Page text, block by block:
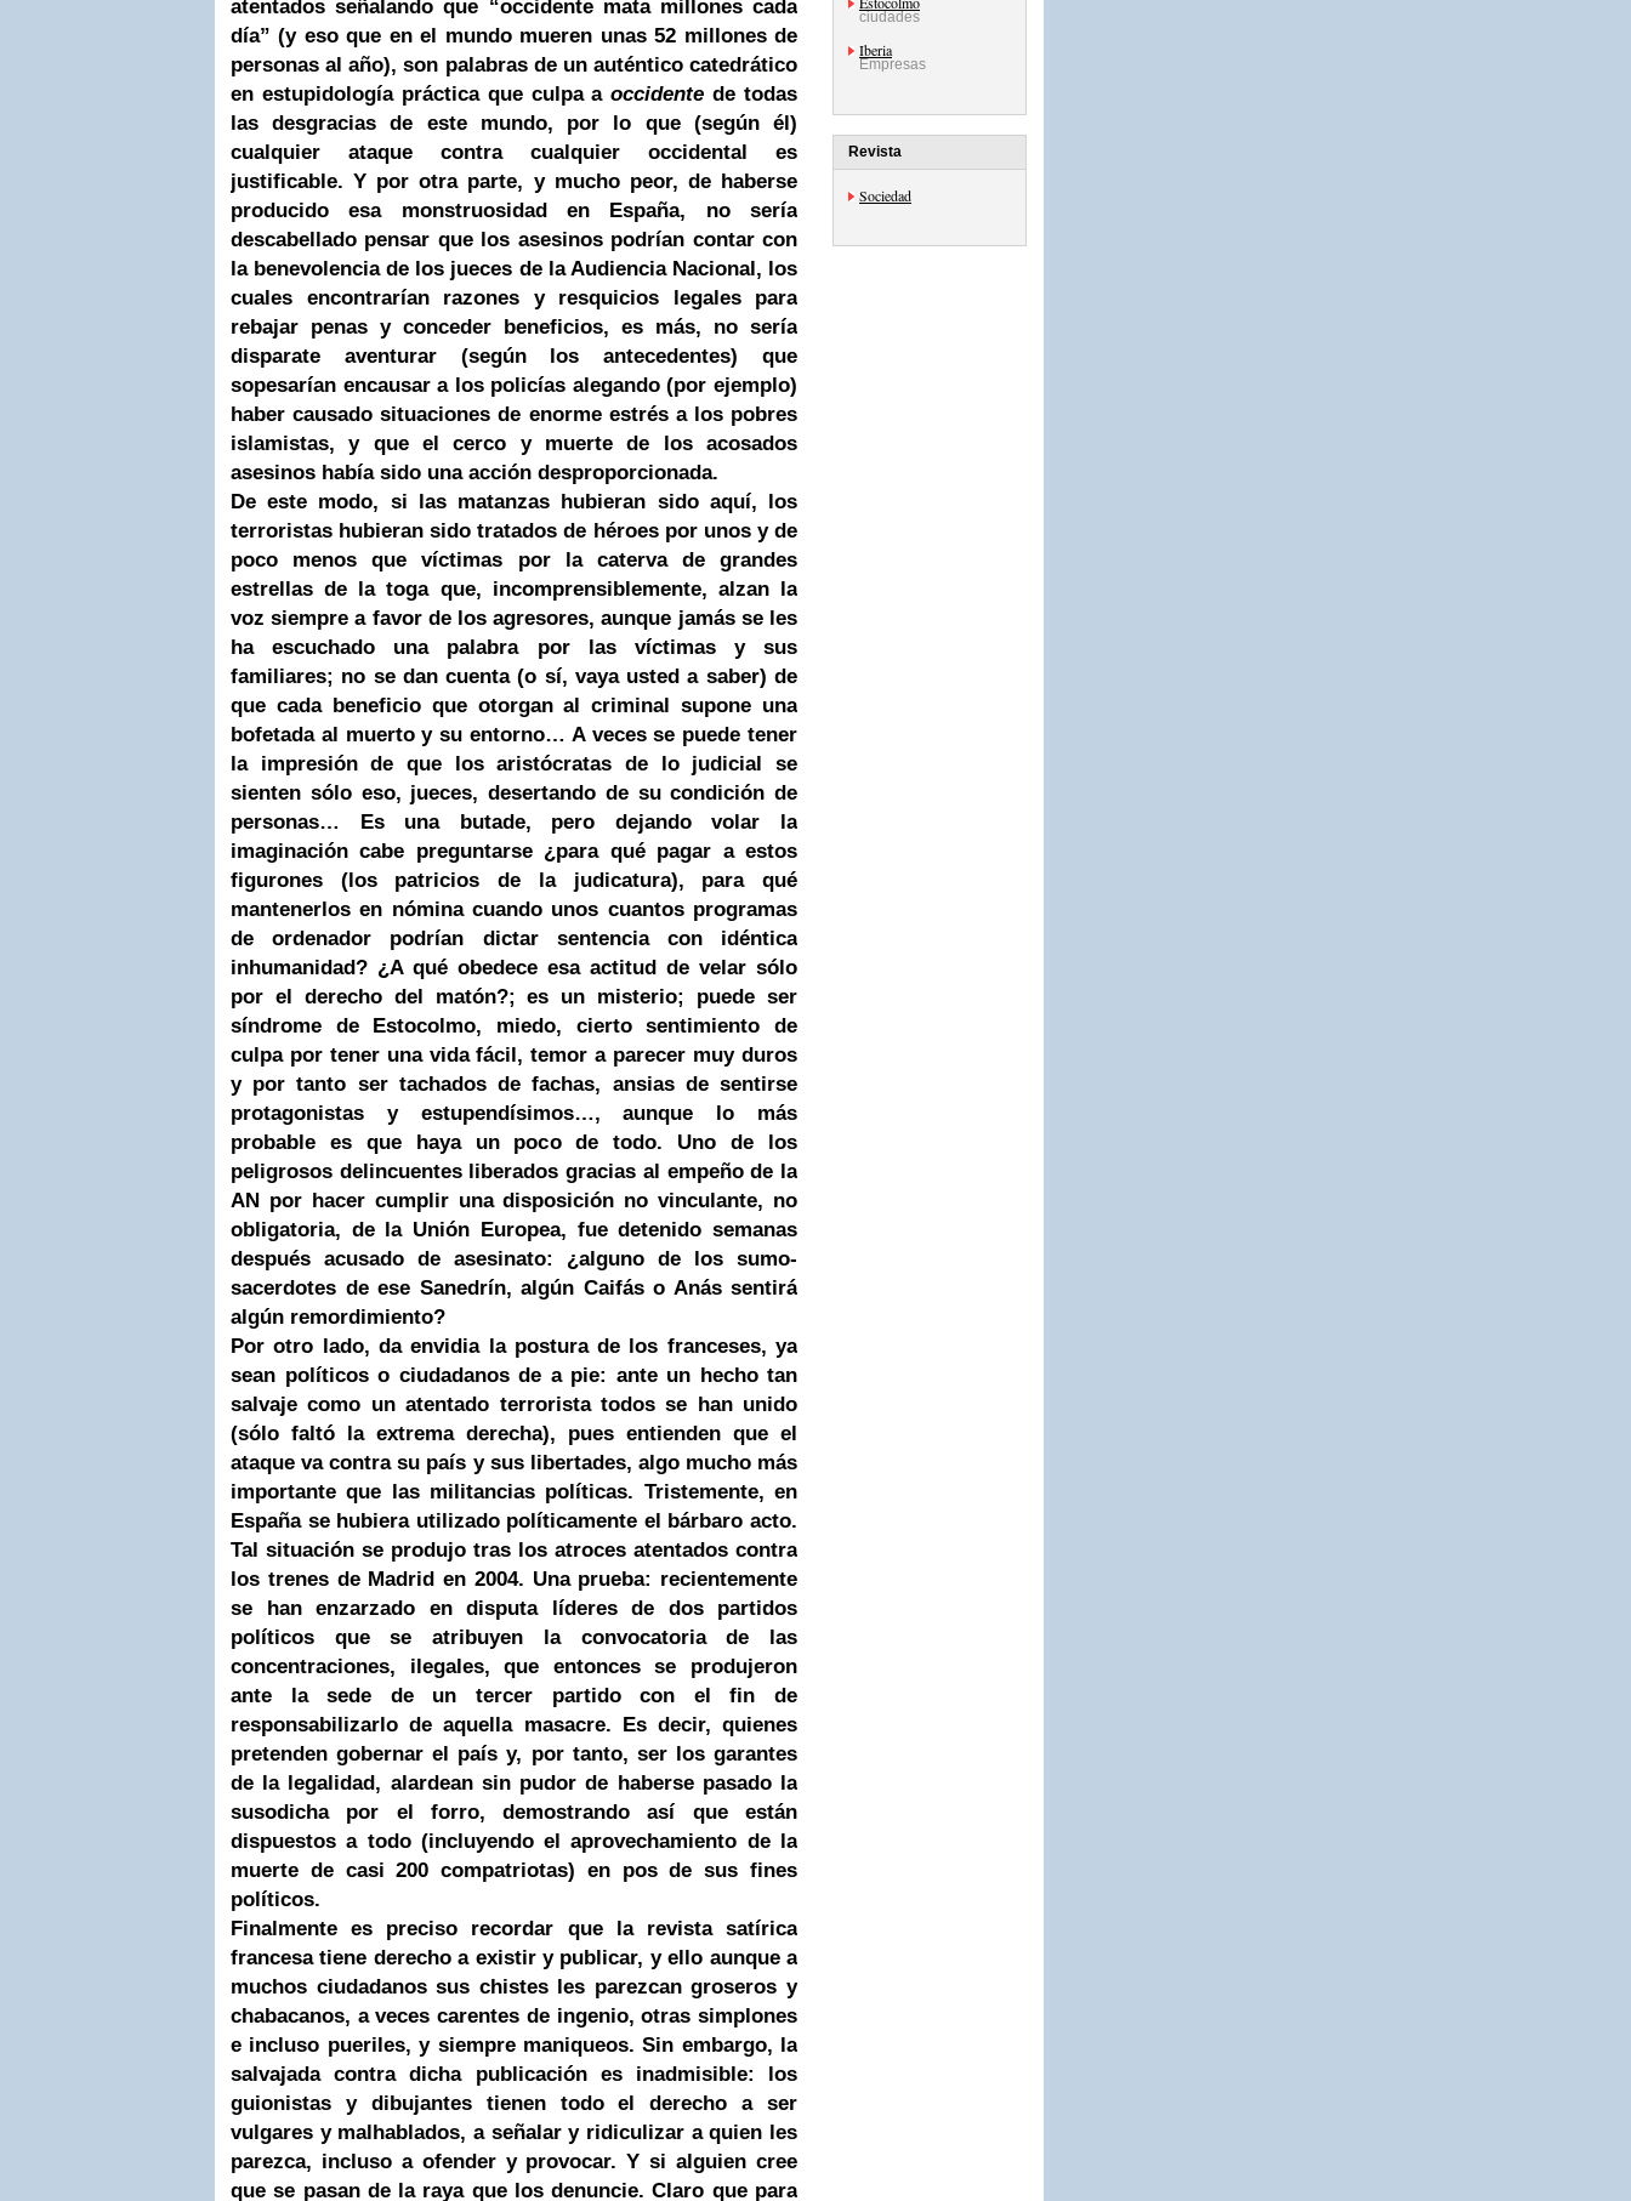
atentados señalando que “occidente mata millones cada
día” (y eso que en el mundo mueren unas 52 millones de
personas al año), son palabras de un auténtico catedrático
en estupidología práctica que culpa aoccidente de todas
las desgracias de este mundo, por lo que (según él)
cualquier ataque contra cualquier occidental es
justificable. Y por otra parte, y mucho peor, de haberse
producido esa monstruosidad en España, no sería
descabellado pensar que los asesinos podrían contar con
la benevolencia de los jueces de la Audiencia Nacional, los
cuales encontrarían razones y resquicios legales para
rebajar penas y conceder beneficios, es más, no sería
disparate aventurar (según los antecedentes) que
sopesarían encausar a los policías alegando (por ejemplo)
haber causado situaciones de enorme estrés a los pobres
islamistas, y que el cerco y muerte de los acosados
asesinos había sido una acción desproporcionada.
De este modo, si las matanzas hubieran sido aquí, los
terroristas hubieran sido tratados de héroes por unos y de
poco menos que víctimas por la caterva de grandes
estrellas de la toga que, incomprensiblemente, alzan la
voz siempre a favor de los agresores, aunque jamás se les
ha escuchado una palabra por las víctimas y sus
familiares; no se dan cuenta (o sí, vaya usted a saber) de
que cada beneficio que otorgan al criminal supone una
bofetada al muerto y su entorno… A veces se puede tener
la impresión de que los aristócratas de lo judicial se
sienten sólo eso, jueces, desertando de su condición de
personas… Es una butade, pero dejando volar la
imaginación cabe preguntarse ¿para qué pagar a estos
figurones (los patricios de la judicatura), para qué
mantenerlos en nómina cuando unos cuantos programas
de ordenador podrían dictar sentencia con idéntica
inhumanidad? ¿A qué obedece esa actitud de velar sólo
por el derecho del matón?; es un misterio; puede ser
síndrome de Estocolmo, miedo, cierto sentimiento de
culpa por tener una vida fácil, temor a parecer muy duros
y por tanto ser tachados de fachas, ansias de sentirse
protagonistas y estupendísimos…, aunque lo más
probable es que haya un poco de todo. Uno de los
peligrosos delincuentes liberados gracias al empeño de la
AN por hacer cumplir una disposición no vinculante, no
obligatoria, de la Unión Europea, fue detenido semanas
después acusado de asesinato: ¿alguno de los sumo-
sacerdotes de ese Sanedrín, algún Caifás o Anás sentirá
algún remordimiento?
Por otro lado, da envidia la postura de los franceses, ya
sean políticos o ciudadanos de a pie: ante un hecho tan
salvaje como un atentado terrorista todos se han unido
(sólo faltó la extrema derecha), pues entienden que el
ataque va contra su país y sus libertades, algo mucho más
importante que las militancias políticas. Tristemente, en
España se hubiera utilizado políticamente el bárbaro acto.
Tal situación se produjo tras los atroces atentados contra
los trenes de Madrid en 2004. Una prueba: recientemente
se han enzarzado en disputa líderes de dos partidos
políticos que se atribuyen la convocatoria de las
concentraciones, ilegales, que entonces se produjeron
ante la sede de un tercer partido con el fin de
responsabilizarlo de aquella masacre. Es decir, quienes
pretenden gobernar el país y, por tanto, ser los garantes
de la legalidad, alardean sin pudor de haberse pasado la
susodicha por el forro, demostrando así que están
dispuestos a todo (incluyendo el aprovechamiento de la
muerte de casi 200 compatriotas) en pos de sus fines
políticos.
Finalmente es preciso recordar que la revista satírica
francesa tiene derecho a existir y publicar, y ello aunque a
muchos ciudadanos sus chistes les parezcan groseros y
chabacanos, a veces carentes de ingenio, otras simplones
e incluso pueriles, y siempre maniqueos. Sin embargo, la
salvajada contra dicha publicación es inadmisible: los
guionistas y dibujantes tienen todo el derecho a ser
vulgares y malhablados, a señalar y ridiculizar a quien les
parezca, incluso a ofender y provocar. Y si alguien cree
que se pasan de la raya que los denuncie. Claro que para
ciudades
Iberia
Empresas
Revista
Sociedad